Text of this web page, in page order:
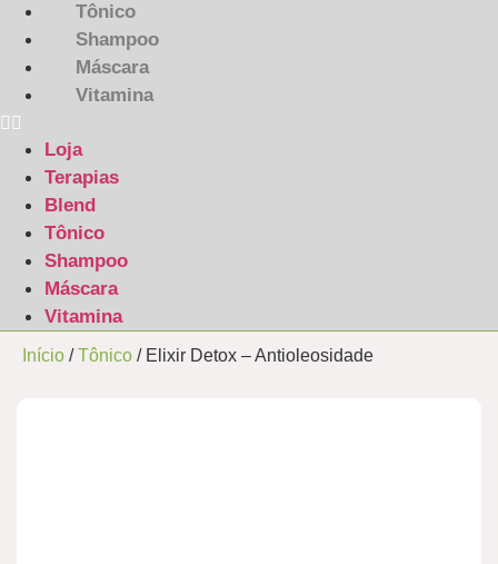
Tônico
Shampoo
Máscara
Vitamina
Loja
Terapias
Blend
Tônico
Shampoo
Máscara
Vitamina
Início /Tônico / Elixir Detox – Antioleosidade